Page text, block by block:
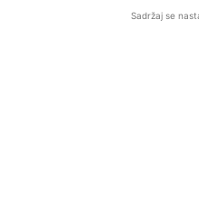
Sadržaj se